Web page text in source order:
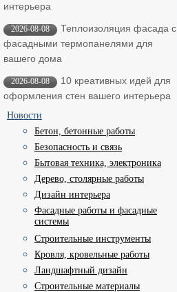
интерьера
2026-08-08
Теплоизоляция фасада с
фасадными термопанелями для
вашего дома
2026-08-08
10 креативных идей для
оформления стен вашего интерьера
Новости
Бетон, бетонные работы
Безопасность и связь
Бытовая техника, электроника
Дерево, столярные работы
Дизайн интерьера
Фасадные работы и фасадные
системы
Строительные инструменты
Кровля, кровельные работы
Ландшафтный дизайн
Строительные материалы